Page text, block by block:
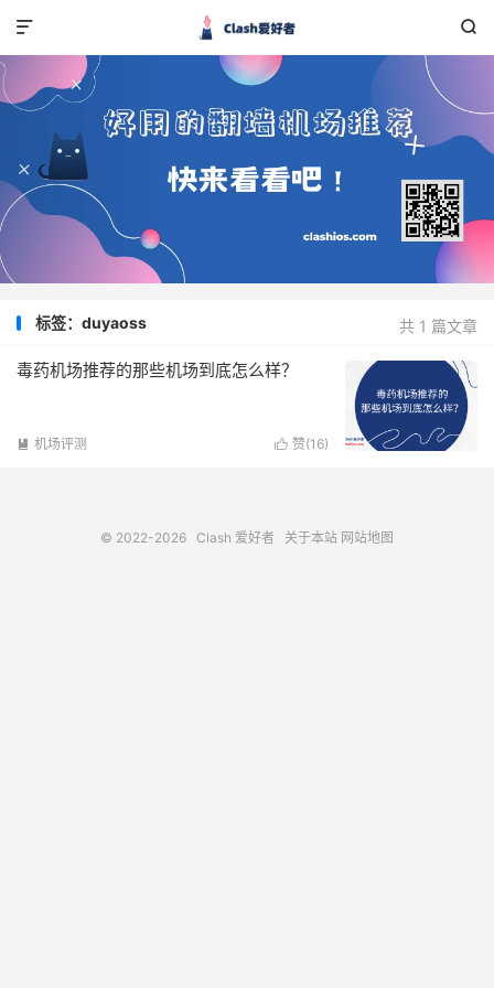


共 1 篇文章
标签：duyaoss
毒药机场推荐的那些机场到底怎么样？
 赞(16)
 机场评测
© 2022-2026 Clash 爱好者 关于本站 网站地图